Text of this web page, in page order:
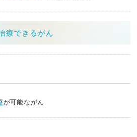
療できるがん
が可能ながん